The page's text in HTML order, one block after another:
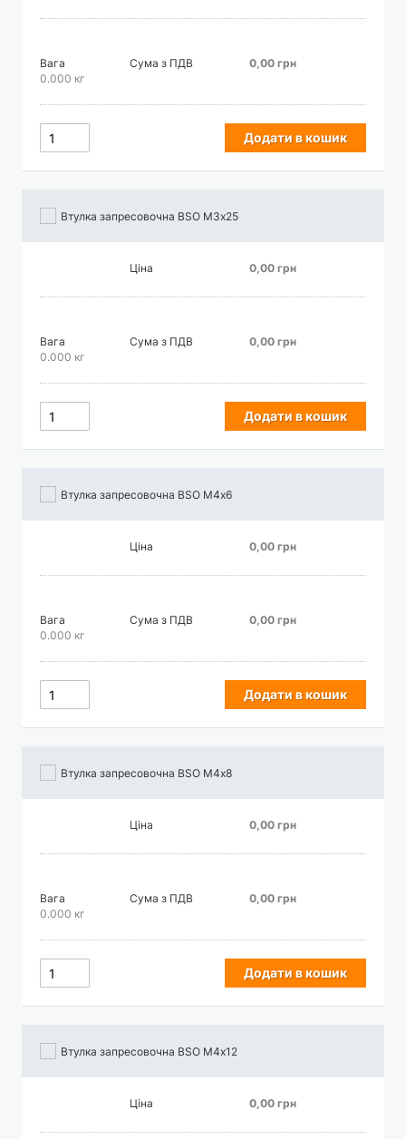
Вага
0.000 кг
Сума з ПДВ 0,00 грн
Додати в кошик
Втулка запресовочна BSO М3х25
Ціна 0,00 грн
Вага
0.000 кг
Сума з ПДВ 0,00 грн
Додати в кошик
Втулка запресовочна BSO М4х6
Ціна 0,00 грн
Вага
0.000 кг
Сума з ПДВ 0,00 грн
Додати в кошик
Втулка запресовочна BSO М4х8
Ціна 0,00 грн
Вага
0.000 кг
Сума з ПДВ 0,00 грн
Додати в кошик
Втулка запресовочна BSO М4х12
Ціна 0,00 грн